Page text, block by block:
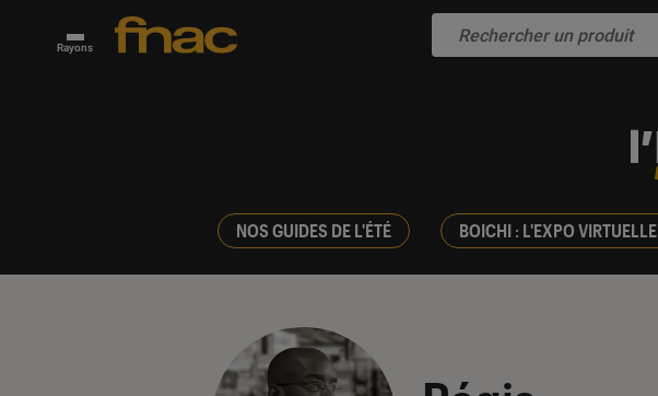
Rayons
NOS GUIDES DE L'ÉTÉ BOICHI : L'EXPO VIRTUELLE